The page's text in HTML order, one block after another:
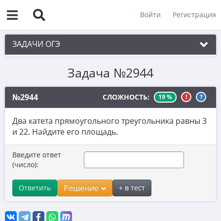
Войти Регистрация
ЗАДАЧИ ОГЭ
1. Практическая задача 1-5
2. См. раздел 1
3. См. раздел 1
4. См. раздел 1
5. См. раздел 1
6. Вычисления с дробями
7. Координатная прямая. Числовые
неравенства
Задача №2944
№2944 СЛОЖНОСТЬ: 19 % ! ?
Два катета прямоугольного треугольника равны 3
и 22. Найдите его площадь.
Введите ответ
(число):
Ответить Решение + в тест